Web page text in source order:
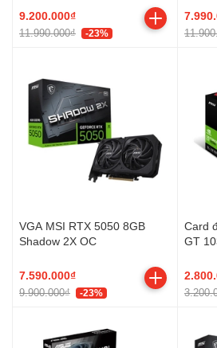
9.200.000₫
11.990.000₫ -23%
VGA MSI RTX 5050 8GB
Shadow 2X OC
7.590.000₫
9.900.000₫ -23%
Card
GT